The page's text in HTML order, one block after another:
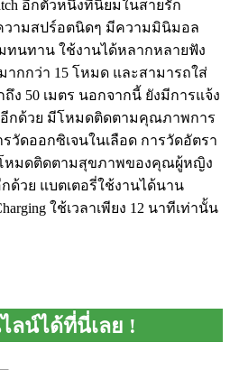
อีกตัวหนึ่งที่นิยมในสายรัก
ามสปร์อตนิดๆ มีความมินิมอล
ทนทาน ใช้งานได้หลากหลายฟัง
กกว่า 15 โหมด และสามารถใส่
ง 50 เมตร นอกจากนี้ ยังมีการแจ้ง
อีกด้วย มีโหมดติดตามคุณภาพการ
ดออกซิเจนในเลือด การวัดอัตรา
โหมดติดตามสุขภาพของคุณผู้หญิง
วย แบตเตอรี่ใช้งานได้นาน
ใช้เวลาเพียง 12 นาทีเท่านั้น
ลน์ได้ที่นี่เลย !